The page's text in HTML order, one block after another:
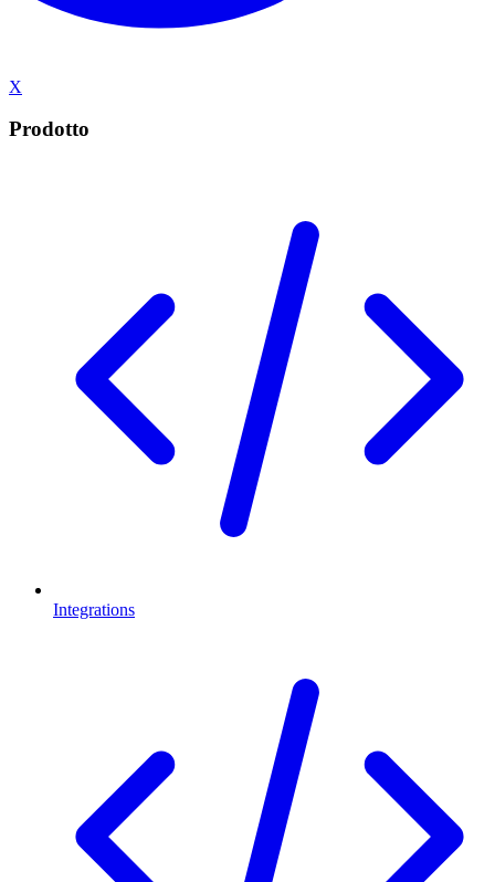
X
Prodotto
Integrations